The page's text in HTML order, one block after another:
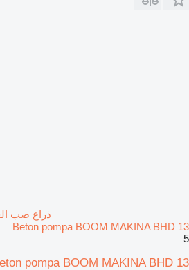
Beton pompa BOOM MAKINA BHD 13
5
pompa BOOM MAKINA BHD 13